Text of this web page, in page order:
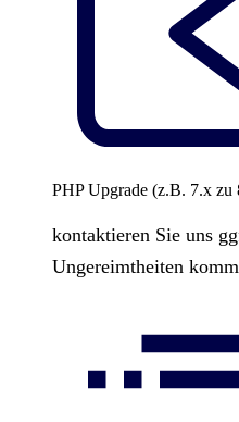
PHP Upgrade (z.B. 7.x zu
kontaktieren Sie uns
Ungereimtheiten